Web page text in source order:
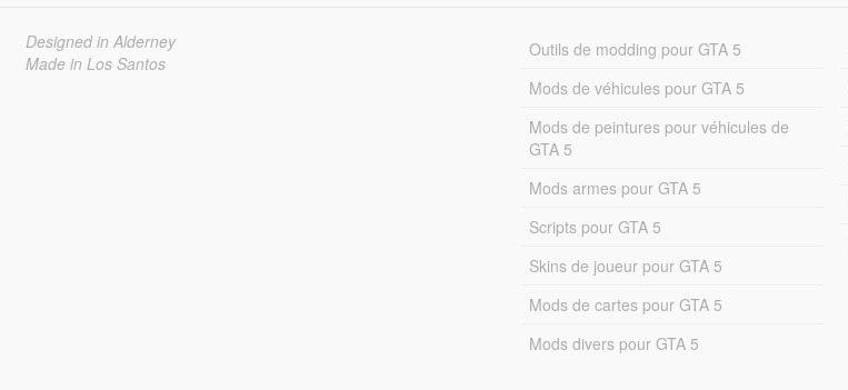
Designed in Alderney
Made in Los Santos
Outils de modding pour GTA 5
Mods de véhicules pour GTA 5
Mods de peintures pour véhicules de
GTA 5
Mods armes pour GTA 5
Scripts pour GTA 5
Skins de joueur pour GTA 5
Mods de cartes pour GTA 5
Mods divers pour GTA 5